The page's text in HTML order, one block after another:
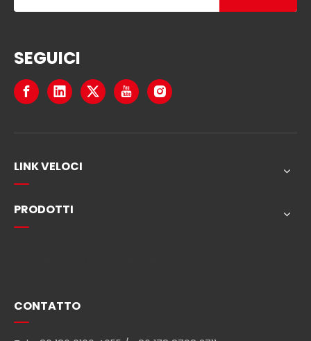
SEGUICI
LINK VELOCI
PRODOTTI
CONTATTO